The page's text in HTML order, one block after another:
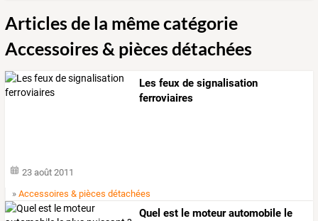
Articles de la même catégorie
Accessoires & pièces détachées
Les feux de signalisation
ferroviaires
23 août 2011
»Accessoires & pièces détachées
Quel est le moteurautomobile le